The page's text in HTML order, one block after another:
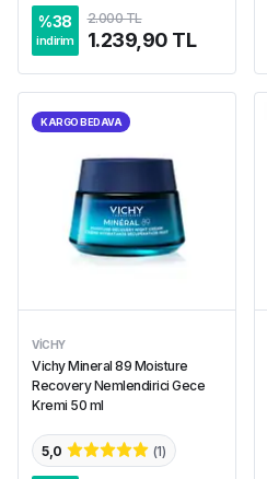
%38
indirim
2.000 TL
1.239,90 TL
KARGO BEDAVA
VICHY
Vichy Mineral 89 Moisture
Recovery Nemlendirici Gece
Kremi 50 ml
5,0 (1)